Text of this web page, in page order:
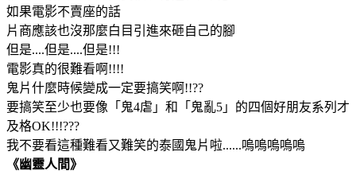
如果電影不賣座的話
片商應該也沒那麼白目引進來砸自己的腳
但是....但是....但是!!!
電影真的很難看啊!!!!
鬼片什麼時候變成一定要搞笑啊!!??
要搞笑至少也要像「鬼4虐」和「鬼亂5」的四個好朋友系列才
及格OK!!!???
我不要看這種難看又難笑的泰國鬼片啦......嗚嗚嗚嗚嗚
《幽靈人間》